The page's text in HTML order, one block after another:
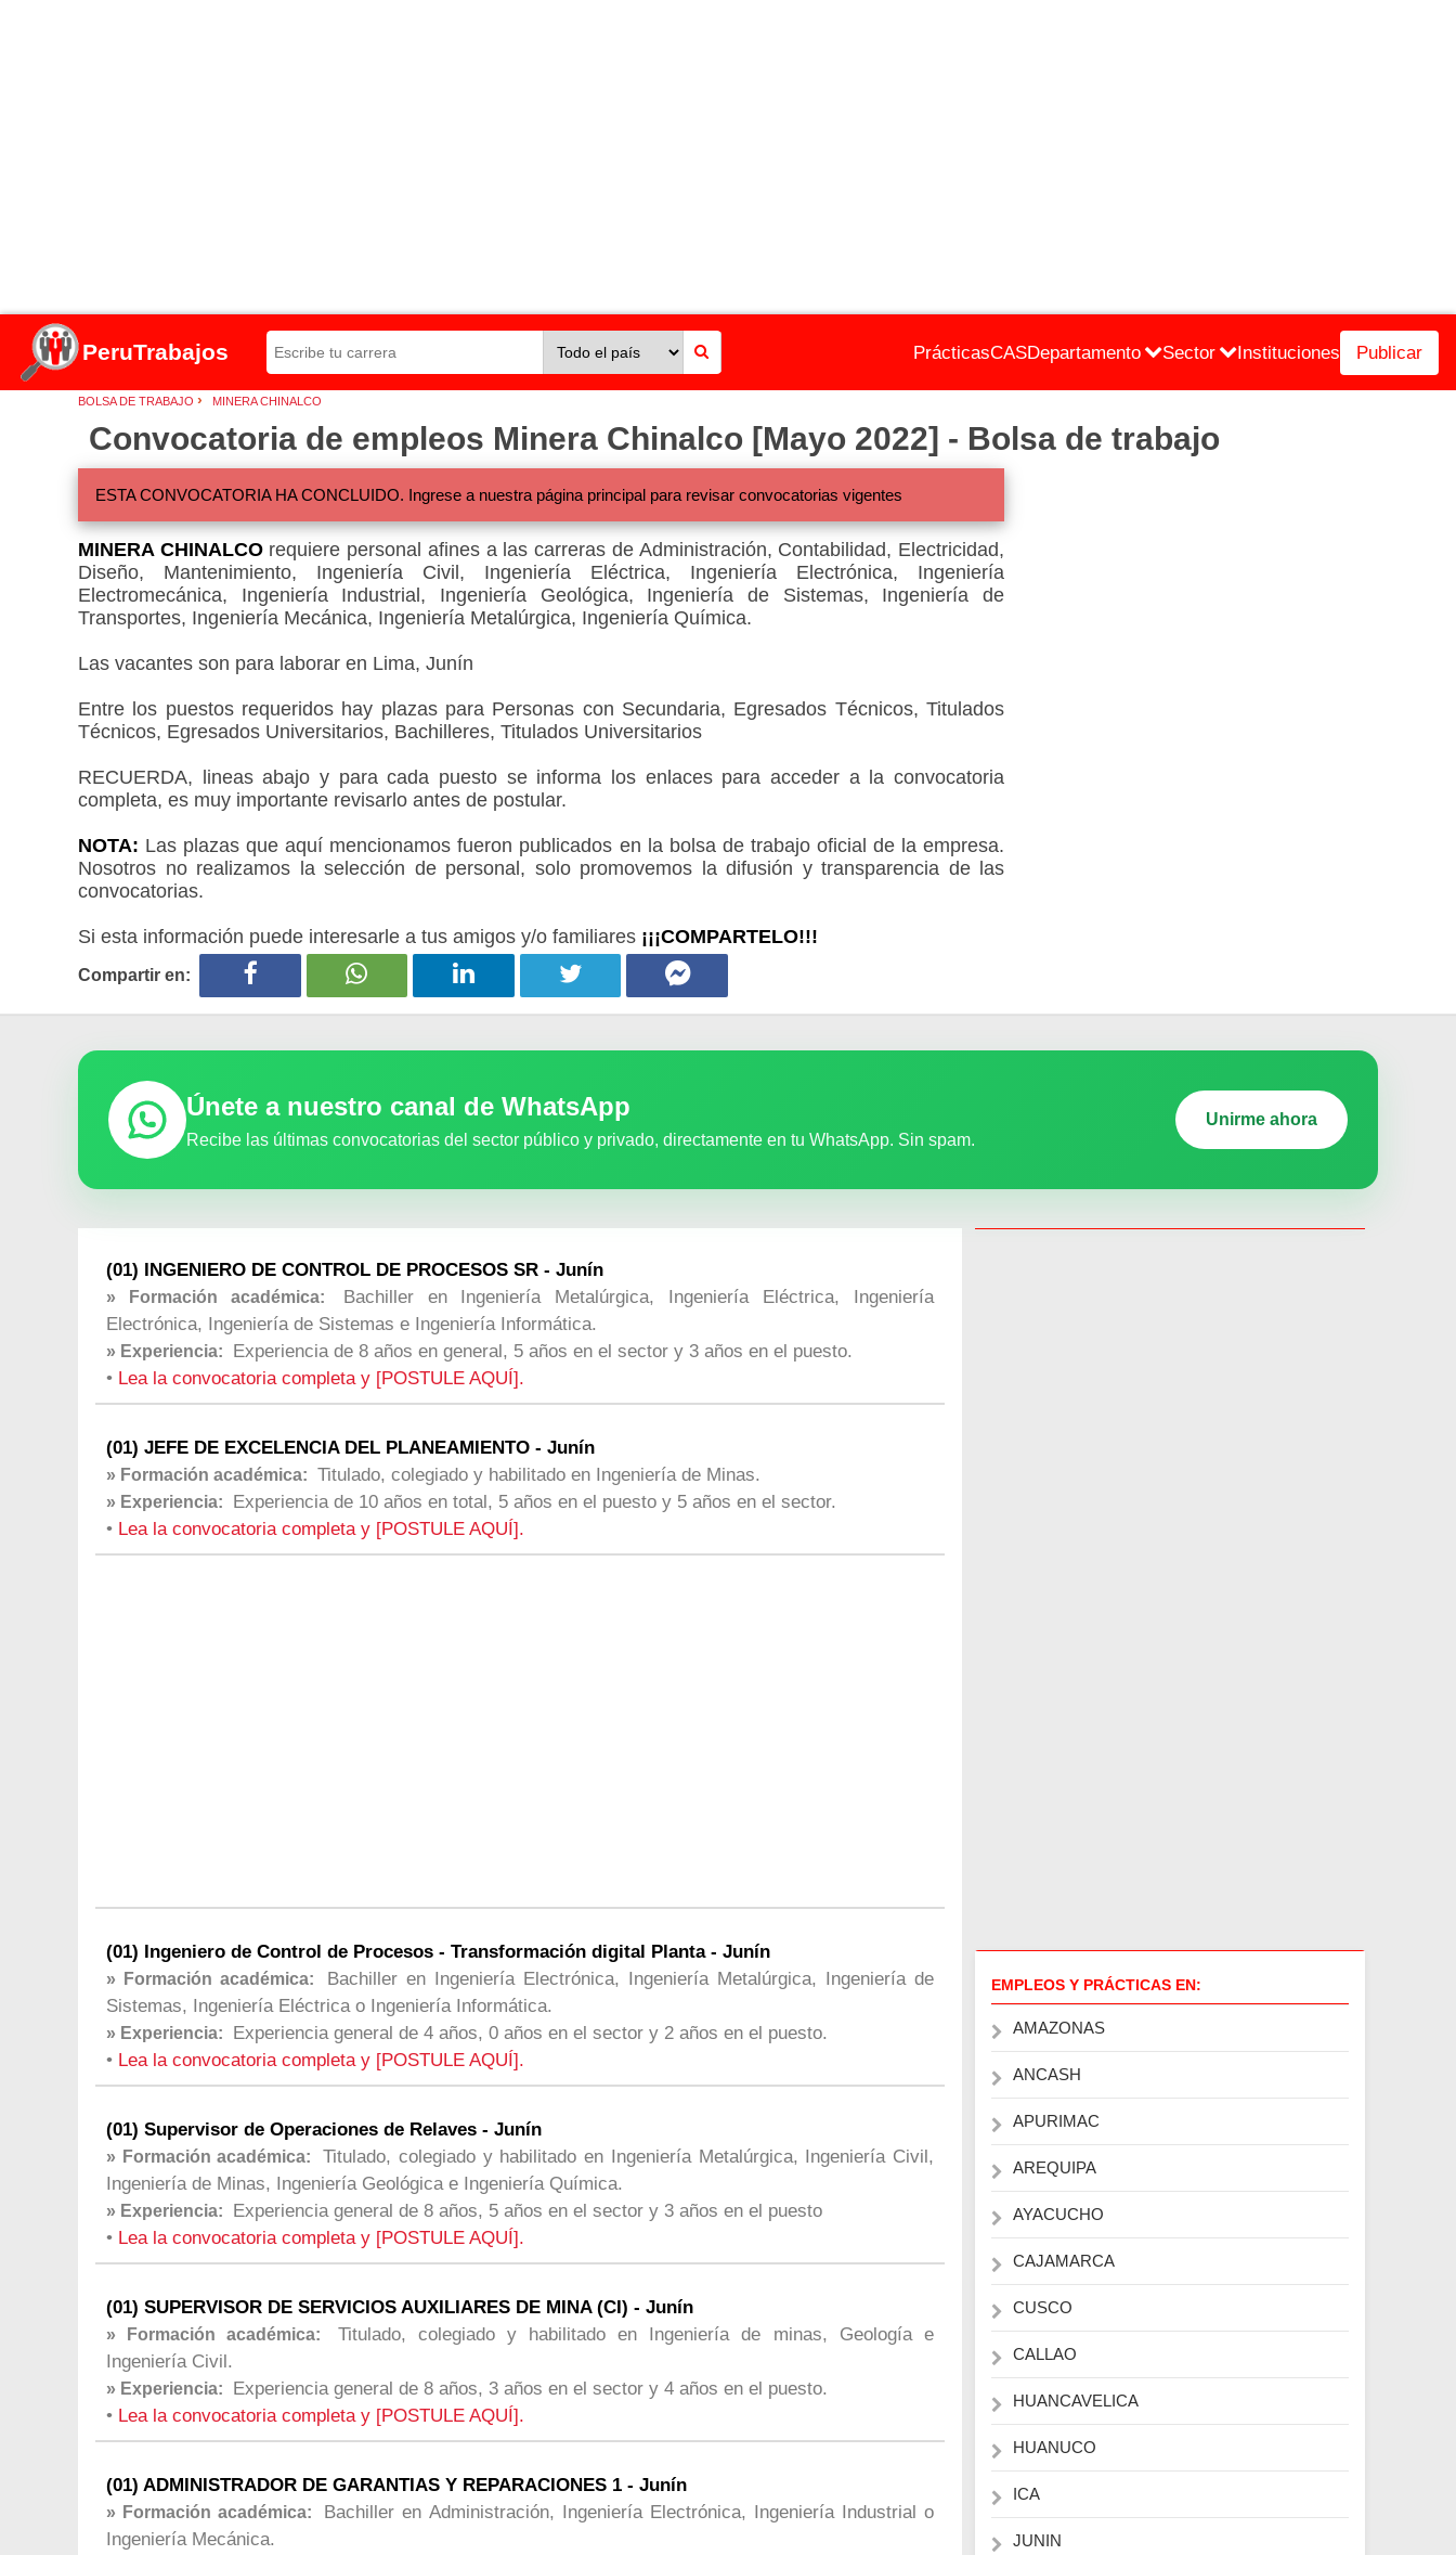
PeruTrabajos PrácticasCASDepartamento Sector Instituciones Publicar
BOLSA DE TRABAJO › MINERA CHINALCO
Convocatoria de empleos Minera Chinalco [Mayo 2022] - Bolsa de trabajo
ESTA CONVOCATORIA HA CONCLUIDO. Ingrese a nuestra página principal para revisar convocatorias vigentes
MINERA CHINALCOrequiere personal afines a las carreras de Administración, Contabilidad, Electricidad,
Diseño, Mantenimiento, Ingeniería Civil, Ingeniería Eléctrica, Ingeniería Electrónica, Ingeniería
Electromecánica, Ingeniería Industrial, Ingeniería Geológica, Ingeniería de Sistemas, Ingeniería de
Transportes, Ingeniería Mecánica, Ingeniería Metalúrgica, Ingeniería Química.
Las vacantes son para laborar en Lima, Junín
Entre los puestos requeridos hay plazas para Personas con Secundaria, Egresados Técnicos, Titulados
Técnicos, Egresados Universitarios, Bachilleres, Titulados Universitarios
RECUERDA, lineas abajo y para cada puesto se informa los enlaces para acceder a la convocatoria
completa, es muy importante revisarlo antes de postular.
NOTA: Las plazas que aquí mencionamos fueron publicados en la bolsa de trabajo oficial de la empresa.
Nosotros no realizamos la selección de personal, solo promovemos la difusión y transparencia de las
convocatorias.
Si esta información puede interesarle a tus amigos y/o familiares ¡¡¡COMPARTELO!!!
Compartir en:
Únete a nuestro canal de WhatsApp
Recibe las últimas convocatorias del sector público y privado, directamente en tu WhatsApp. Sin spam.
Unirme ahora
(01) INGENIERO DE CONTROL DE PROCESOS SR - Junín
» Formación académica:
Bachiller en Ingeniería Metalúrgica, Ingeniería Eléctrica, Ingeniería
Electrónica, Ingeniería de Sistemas e Ingeniería Informática.
» Experiencia:
Experiencia de 8 años en general, 5 años en el sector y 3 años en el puesto.
• Lea la convocatoria completa y [POSTULE AQUÍ].
(01) JEFE DE EXCELENCIA DEL PLANEAMIENTO - Junín
» Formación académica: Titulado, colegiado y habilitado en Ingeniería de Minas.
» Experiencia:
Experiencia de 10 años en total, 5 años en el puesto y 5 años en el sector.
• Lea la convocatoria completa y [POSTULE AQUÍ].
(01) Ingeniero de Control de Procesos - Transformación digital Planta - Junín
» Formación académica:
Bachiller en Ingeniería Electrónica, Ingeniería Metalúrgica, Ingeniería de
Sistemas, Ingeniería Eléctrica o Ingeniería Informática.
» Experiencia:
Experiencia general de 4 años, 0 años en el sector y 2 años en el puesto.
• Lea la convocatoria completa y [POSTULE AQUÍ].
(01) Supervisor de Operaciones de Relaves - Junín
» Formación académica:
Titulado, colegiado y habilitado en Ingeniería Metalúrgica, Ingeniería Civil,
Ingeniería de Minas, Ingeniería Geológica e Ingeniería Química.
» Experiencia:
Experiencia general de 8 años, 5 años en el sector y 3 años en el puesto
• Lea la convocatoria completa y [POSTULE AQUÍ].
(01) SUPERVISOR DE SERVICIOS AUXILIARES DE MINA (CI) - Junín
» Formación académica:
Titulado, colegiado y habilitado en Ingeniería de minas, Geología e
Ingeniería Civil.
» Experiencia:
Experiencia general de 8 años, 3 años en el sector y 4 años en el puesto.
• Lea la convocatoria completa y [POSTULE AQUÍ].
(01) ADMINISTRADOR DE GARANTIAS Y REPARACIONES 1 - Junín
» Formación académica:
Bachiller en Administración, Ingeniería Electrónica, Ingeniería Industrial o
Ingeniería Mecánica.
EMPLEOS Y PRÁCTICAS EN:
AMAZONAS
ANCASH
APURIMAC
AREQUIPA
AYACUCHO
CAJAMARCA
CUSCO
CALLAO
HUANCAVELICA
HUANUCO
ICA
JUNIN